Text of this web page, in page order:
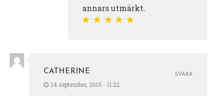
annars utmärkt.
CATHERINE
14 september, 2015 - 11:22
SVARA